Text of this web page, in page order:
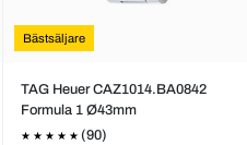
Bästsäljare
TAG Heuer CAZ1014.BA0842
Formula 1 Ø43mm
(90)